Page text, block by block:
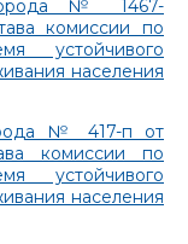
города № 1467-
комиссии по
устойчивого
населения
№ 417-п от
комиссии по
устойчивого
населения